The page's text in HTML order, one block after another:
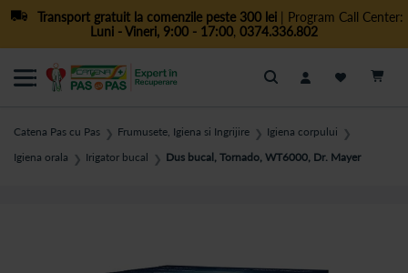
Transport gratuit la comenzile peste 300 lei| Program Call Center:
Luni - Vineri, 9:00 - 17:00, 0374.336.802
Cautare
Catena Pas cu Pas ❯ Frumusete, Igiena si Ingrijire ❯ Igiena corpului ❯
Igiena orala ❯ Irigator bucal ❯ Dus bucal, Tornado, WT6000, Dr. Mayer